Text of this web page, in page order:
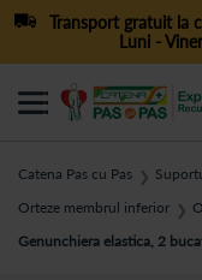
Transport gratuit la
Luni -
Catena Pas cu Pas ❯
Orteze membrul inferior ❯
Genunchiera elastica, 2